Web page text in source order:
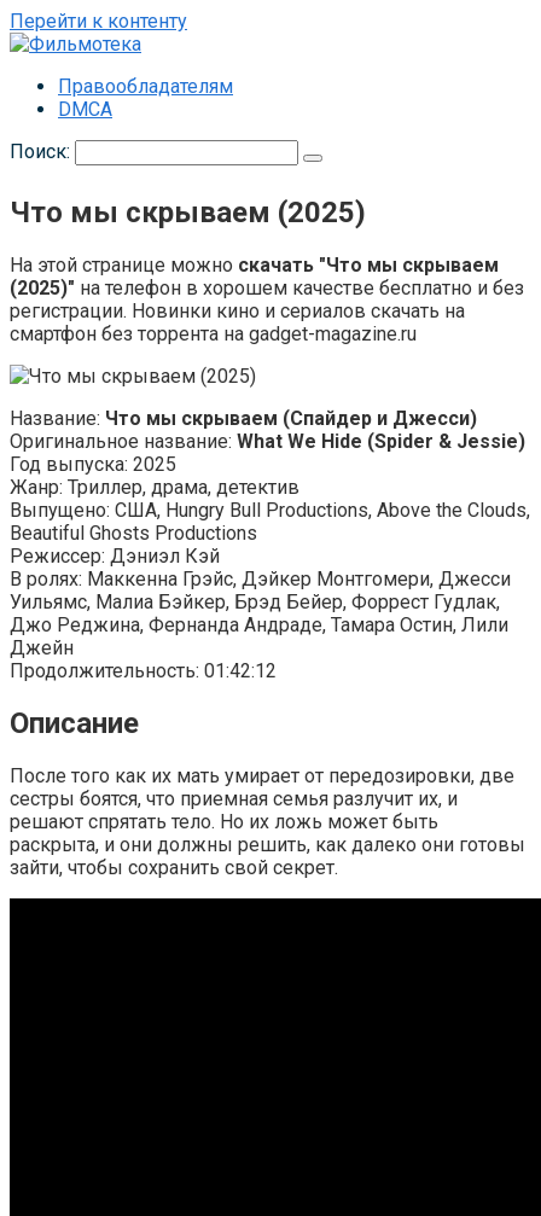
Перейти к контенту
Правообладателям
DMCA
Поиск:
Что мы скрываем (2025)
На этой странице можно скачать "Что мы скрываем
(2025)" на телефон в хорошем качестве бесплатно и без
регистрации. Новинки кино и сериалов скачать на
смартфон без торрента на gadget-magazine.ru
Название: Что мы скрываем (Спайдер и Джесси)
Оригинальное название: What We Hide (Spider & Jessie)
Год выпуска: 2025
Жанр: Триллер, драма, детектив
Выпущено: США, Hungry Bull Productions, Above the Clouds,
Beautiful Ghosts Productions
Режиссер: Дэниэл Кэй
В ролях: Маккенна Грэйс, Дэйкер Монтгомери, Джесси
Уильямс, Малиа Бэйкер, Брэд Бейер, Форрест Гудлак,
Джо Реджина, Фернанда Андраде, Тамара Остин, Лили
Джейн
Продолжительность: 01:42:12
Описание
После того как их мать умирает от передозировки, две
сестры боятся, что приемная семья разлучит их, и
решают спрятать тело. Но их ложь может быть
раскрыта, и они должны решить, как далеко они готовы
зайти, чтобы сохранить свой секрет.